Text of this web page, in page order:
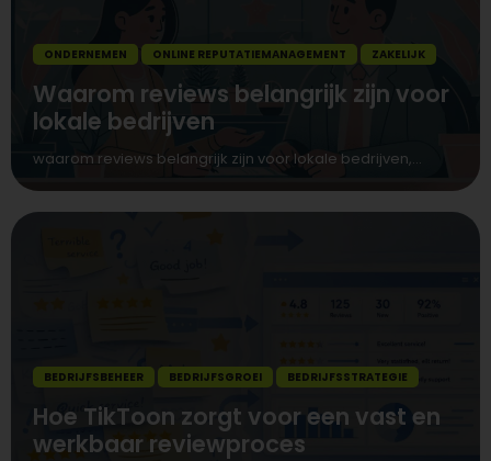
ONDERNEMEN ONLINE REPUTATIEMANAGEMENT ZAKELIJK
Waarom reviews belangrijk zijn voor
lokale bedrijven
waarom reviews belangrijk zijn voor lokale bedrijven,...
BEDRIJFSBEHEER BEDRIJFSGROEI BEDRIJFSSTRATEGIE
Hoe TikToon zorgt voor een vast en
werkbaar reviewproces